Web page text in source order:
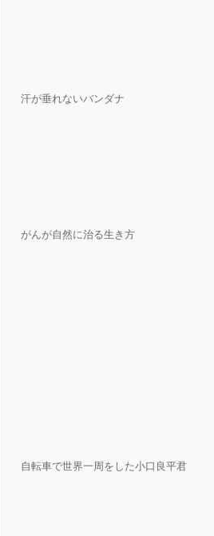
汗が垂れないバンダナ
がんが自然に治る生き方
自転車で世界一周をした小口良平君